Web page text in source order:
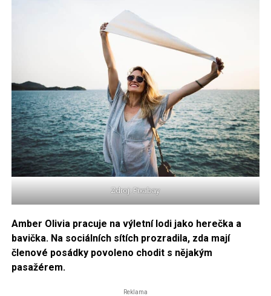
Zdroj: Pixabay
Amber Olivia pracuje na výletní lodi jako herečka a
bavička. Na sociálních sítích prozradila, zda mají
členové posádky povoleno chodit s nějakým
pasažérem.
Reklama